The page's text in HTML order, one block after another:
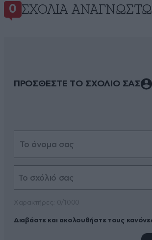
0 ΣΧΌΛΙΑ
ΠΡΟΣΘΕΣΤΕ ΤΟ ΣΧΟΛΙΟ ΣΑΣ
Διαβάστε και ακολουθήστε τους